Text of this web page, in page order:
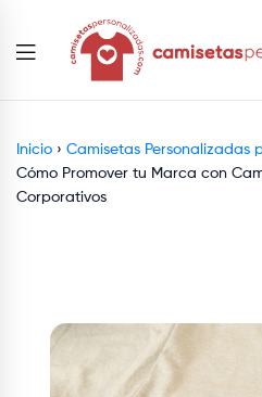
Inicio › Camisetas Personalizadas
Cómo Promover tu Marca con
Corporativos